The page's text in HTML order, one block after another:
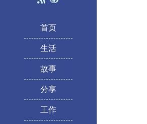
首页
生活
故事
分享
工作